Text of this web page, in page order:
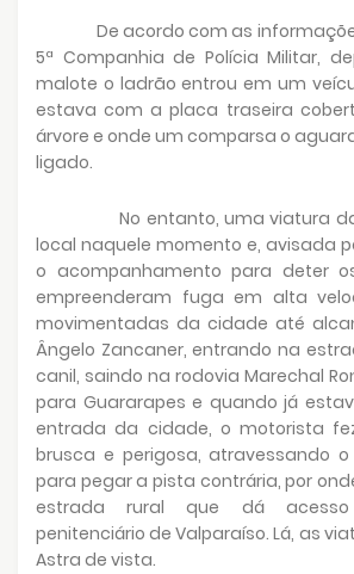
De acordo com as
5ª Companhia de Polícia Militar,
malote o ladrão entrou em um
estava com a placa traseira
árvore e onde um comparsa o
ligado.
No entanto, uma viatura
local naquele momento e, avisada
o acompanhamento para deter
empreenderam fuga em alta
movimentadas da cidade até
Ângelo Zancaner, entrando na
canil, saindo na rodovia Marechal
para Guararapes e quando já
entrada da cidade, o motorista
brusca e perigosa, atravessando
para pegar a pista contrária, por
estrada rural que dá
penitenciário de Valparaíso. Lá, as
Astra de vista.